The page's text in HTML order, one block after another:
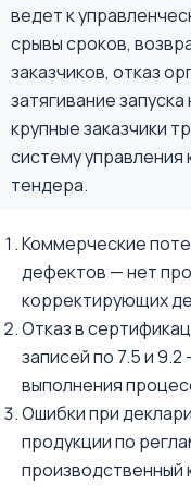
ведет к
срывы сроков,
заказчиков, отказ
затягивание
крупные заказчики
систему управления
тендера.
Коммерческие
дефектов — нет
корректирующих
Отказ в
записей по 7.5 и
выполнения
Ошибки при
продукции по
производственный